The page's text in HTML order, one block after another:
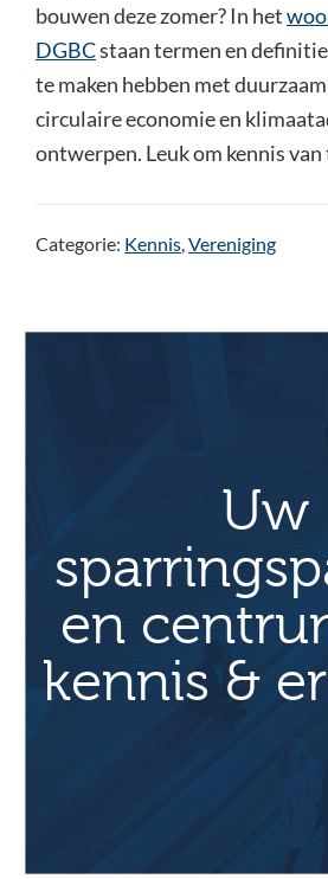
bouwen deze zomer? In het
DGBCstaan termen en
te maken hebben met
circulaire economie en
ontwerpen. Leuk om kennis van
Categorie: Kennis,Vereniging
Uw
en
kennis &